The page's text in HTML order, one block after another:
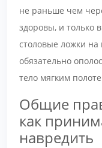
не раньше чем
здоровы, и только
столовые ложки
обязательно
тело мягким
Общие
как
навредить